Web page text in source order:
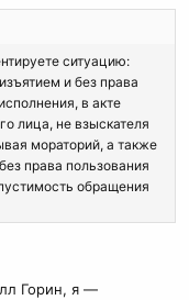
ситуацию:
и без права
в акте
лица, не взыскателя
мораторий, а также
права пользования
обращения
Арест,
хранение должнику с
Горин, я —